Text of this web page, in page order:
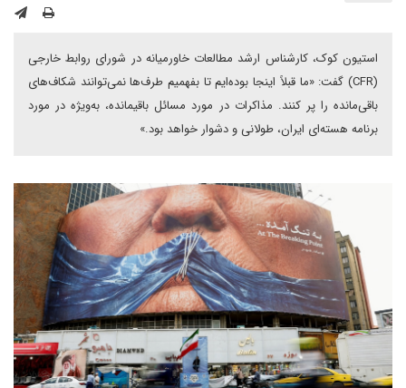
استیون کوک، کارشناس ارشد مطالعات خاورمیانه در شورای روابط خارجی
(CFR) گفت: «ما قبلاً اینجا بوده‌ایم تا بفهمیم طرف‌ها نمی‌توانند شکاف‌های
باقی‌مانده را پر کنند. مذاکرات در مورد مسائل باقیمانده، به‌ویژه در مورد
برنامه هسته‌ای ایران، طولانی و دشوار خواهد بود.»